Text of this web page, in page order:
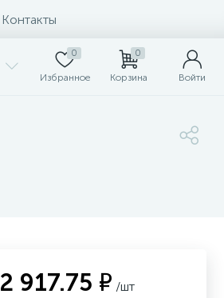
Контакты
0
Избранное
0
Корзина Войти
2 917.75 ₽ /шт